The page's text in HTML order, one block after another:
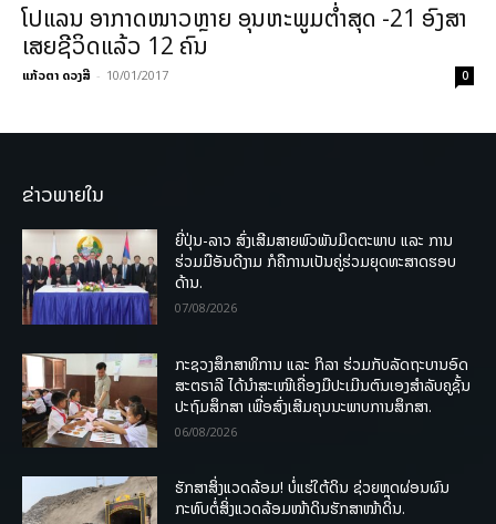
ໂປແລນ ອາກາດໜາວຫຼາຍ ອຸນຫະພູມຕໍ່າສຸດ -21 ອົງສາ
ເສຍຊີວິດແລ້ວ 12​ ຄົນ
ແກ້ວຕາ ດວງສີ - 10/01/2017 0
ຂ່າວພາຍໃນ
ຍີ່ປຸ່ນ-ລາວ ສົ່ງເສີມສາຍພົວພັນມິດຕະພາບ ແລະ ການ
ຮ່ວມມືອັນດີງາມ ກໍຄືການເປັນຄູ່ຮ່ວມຍຸດທະສາດຮອບ
ດ້ານ.
07/08/2026
ກະຊວງສຶກສາທິການ ແລະ ກິລາ ຮ່ວມກັບລັດຖະບານອົດ
ສະຕຣາລີ ໄດ້ນຳສະເໜີເຄື່ອງມືປະເມີນຕົນເອງສຳລັບຄູຊັ້ນ
ປະຖົມສຶກສາ ເພື່ອສົ່ງເສີມຄຸນນະພາບການສຶກສາ.
06/08/2026
ຮັກສາສິ່ງແວດລ້ອມ! ບໍ່ແຮ່ໃຕ້ດິນ ຊ່ວຍຫຼຸດຜ່ອນຜົນ
ກະທົບຕໍ່ສິ່ງແວດລ້ອມໜ້າດິນຮັກສາໜ້າດິນ.